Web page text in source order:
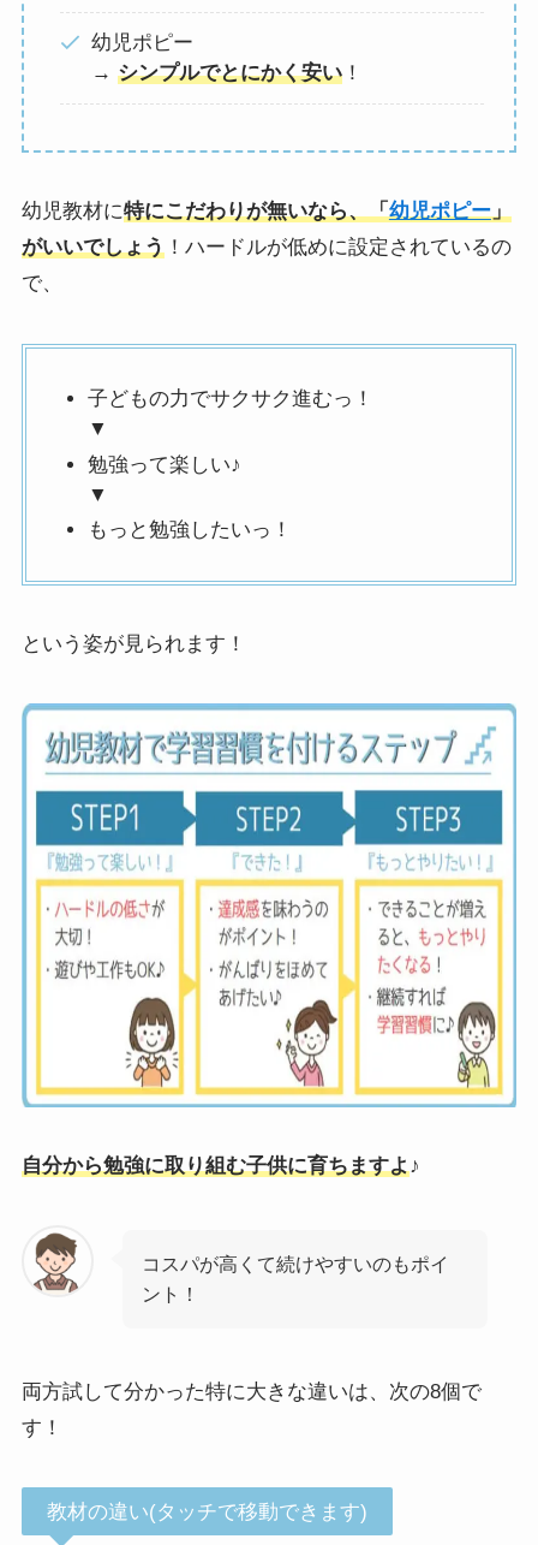
幼児ポピー
→ シンプルでとにかく安い！
幼児教材に特にこだわりが無いなら、「幼児ポピー」
がいいでしょう！ハードルが低めに設定されているの
で、
子どもの力でサクサク進むっ！
▼
勉強って楽しい♪
▼
もっと勉強したいっ！
という姿が見られます！
自分から勉強に取り組む子供に育ちますよ ♪
コスパが高くて続けやすいのもポイ
ント！
両方試して分かった特に大きな違いは、次の8個で
す！
教材の違い(タッチで移動できます)